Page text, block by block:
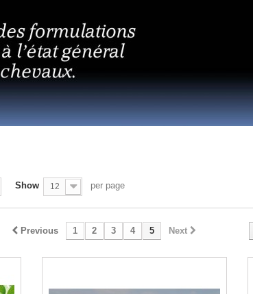
Show 12 per page
Previous 1 2 3 4 5 Next